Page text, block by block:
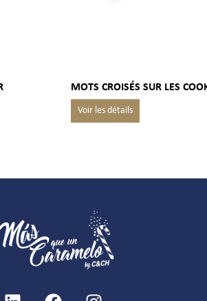
MOTS CROISÉS SUR LES